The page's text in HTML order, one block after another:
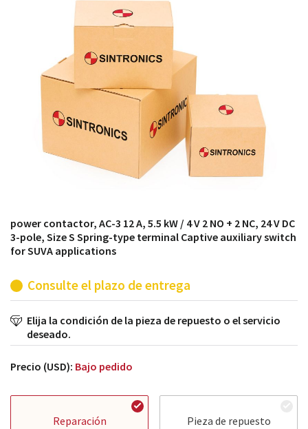
módulos antiguos a un alto nivel técnico o sustitución
de módulos descontinuados por módulos del propio
power contactor, AC-3 12 A, 5.5 kW / 4 V 2 NO + 2 NC, 24 V DC
3-pole, Size S Spring-type terminal Captive auxiliary switch
for SUVA applications
Consulte el plazo de entrega
Elija la condición de la pieza de repuesto o el servicio
deseado.
Precio (USD): Bajo pedido
Reparación Pieza de repuesto